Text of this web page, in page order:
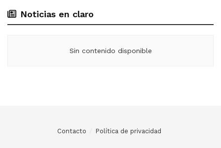
Noticias en claro
Sin contenido disponible
Contacto Política de privacidad